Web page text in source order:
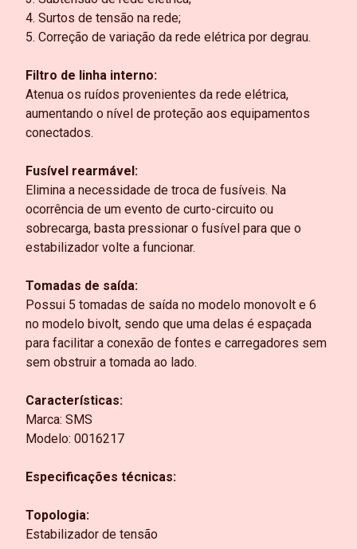
4. Surtos de tensão na rede;
5. Correção de variação da rede elétrica por degrau.
Filtro de linha interno:
Atenua os ruídos provenientes da rede elétrica,
aumentando o nível de proteção aos equipamentos
conectados.
Fusível rearmável:
Elimina a necessidade de troca de fusíveis. Na
ocorrência de um evento de curto-circuito ou
sobrecarga, basta pressionar o fusível para que o
estabilizador volte a funcionar.
Tomadas de saída:
Possui 5 tomadas de saída no modelo monovolt e 6
no modelo bivolt, sendo que uma delas é espaçada
para facilitar a conexão de fontes e carregadores sem
sem obstruir a tomada ao lado.
Características:
Marca: SMS
Modelo: 0016217
Especificações técnicas:
Topologia:
Estabilizador de tensão